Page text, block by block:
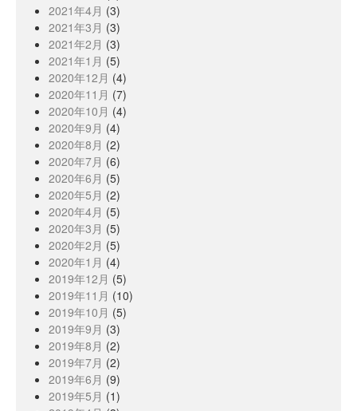
2021年4月 (3)
2021年3月 (3)
2021年2月 (3)
2021年1月 (5)
2020年12月 (4)
2020年11月 (7)
2020年10月 (4)
2020年9月 (4)
2020年8月 (2)
2020年7月 (6)
2020年6月 (5)
2020年5月 (2)
2020年4月 (5)
2020年3月 (5)
2020年2月 (5)
2020年1月 (4)
2019年12月 (5)
2019年11月 (10)
2019年10月 (5)
2019年9月 (3)
2019年8月 (2)
2019年7月 (2)
2019年6月 (9)
2019年5月 (1)